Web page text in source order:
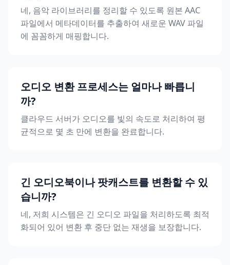
네, 음악 라이브러리를 정리할 수 있도록 원본 AAC
파일에서 메타데이터를 추출하여 새로운 WAV 파일
에 꼼꼼하게 매핑합니다.
오디오 변환 프로세스는 얼마나 빠릅니
까?
클라우드 서버가 오디오를 빛의 속도로 처리하여 평
균적으로 몇 초 만에 변환을 완료합니다.
긴 오디오북이나 팟캐스트를 변환할 수 있
습니까?
네, 저희 시스템은 긴 오디오 파일을 처리하도록 최적
화되어 있어 변환 후 중단 없는 재생을 보장합니다.